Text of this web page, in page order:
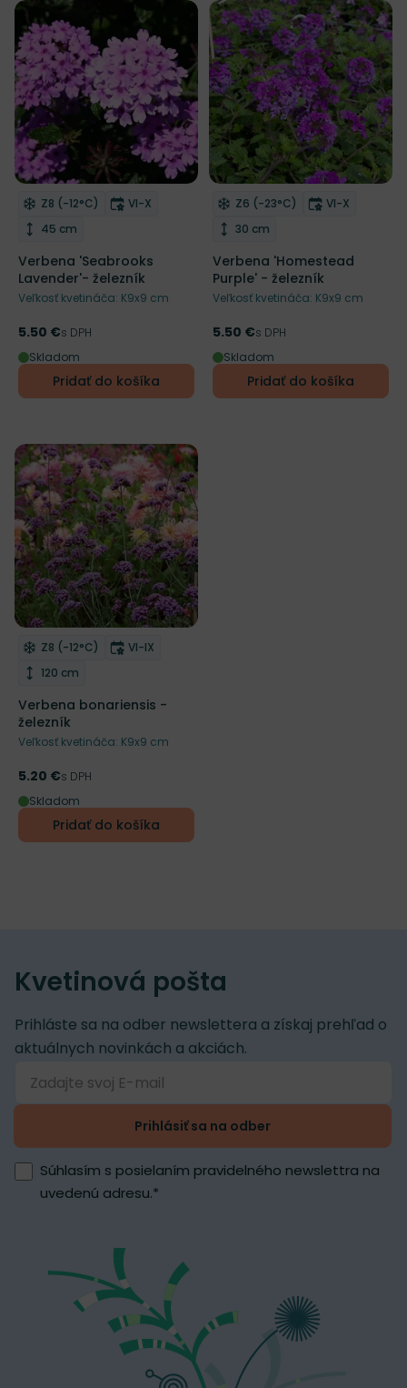
Odober do zoznamu želaní
Mrazuvzdornosť
Z8 (-12°C) Doba kvitnutia
VI-X
Výška rastliny
45 cm
Verbena 'Seabrooks
Lavender'- železník
Veľkosť kvetináča: K9x9 cm
Cena
5.50 €s DPH
Skladom
Pridať do košíka
Odober do zoznamu želaní
Mrazuvzdornosť
Z6 (-23°C) Doba
VI-X
Výška rastliny
30 cm
Verbena 'Homestead
Purple' - železník
Veľkosť kvetináča: K9x9 cm
Cena
5.50 €s DPH
Skladom
Pridať do košíka
Odober do zoznamu želaní
Mrazuvzdornosť
Z8 (-12°C) Doba kvitnutia
VI-IX
Výška rastliny
120 cm
Verbena bonariensis -
železník
Veľkosť kvetináča: K9x9 cm
Cena
5.20 €s DPH
Skladom
Pridať do košíka
Kvetinová pošta
Prihláste sa na odber newslettera a získaj prehľad o
aktuálnych novinkách a akciách.
Prihlásiť sa na odber
Súhlasím s posielaním pravidelného newslettra na
uvedenú adresu.*